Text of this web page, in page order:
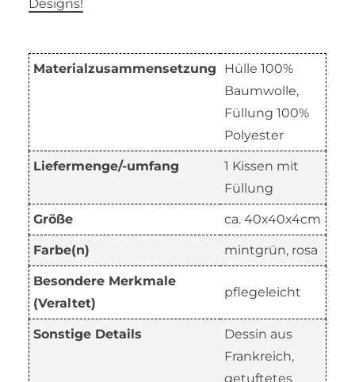
Designs!
Materialzusammensetzung
Hülle 100%
Baumwolle,
Füllung 100%
Polyester
Liefermenge/-umfang
1 Kissen mit
Füllung
Größe ca. 40x40x4cm
Farbe(n) mintgrün, rosa
Besondere Merkmale
(Veraltet)
pflegeleicht
Sonstige Details
Dessin aus
Frankreich,
getuftetes